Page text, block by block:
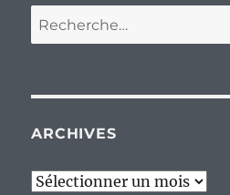
Recherche
pour :
ARCHIVES
Archives